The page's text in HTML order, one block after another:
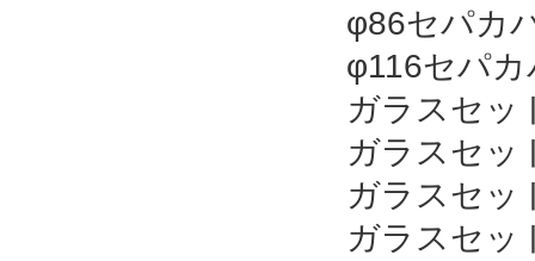
φ86セパカ
φ116セパ
ガラスセ
ガラスセ
ガラスセ
ガラスセ